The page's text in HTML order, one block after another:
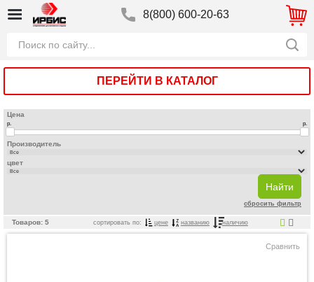
8(800) 600-20-63
ПЕРЕЙТИ В КАТАЛОГ
Цена
р. р.
Производитель
цвет
сбросить фильтр
Товаров: 5 сортировать по: цене названию наличию
Сравнить